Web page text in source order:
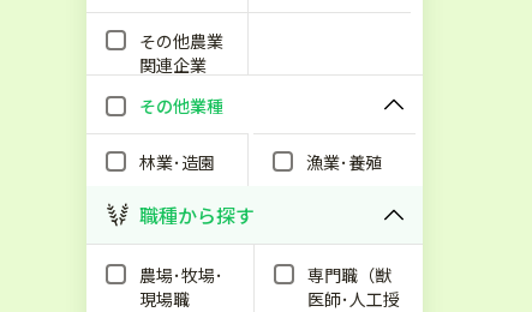
その他農業
関連企業
その他業種
林業･造園 漁業･養殖
職種から探す
農場･牧場･
現場職
専門職（獣
医師･人工授